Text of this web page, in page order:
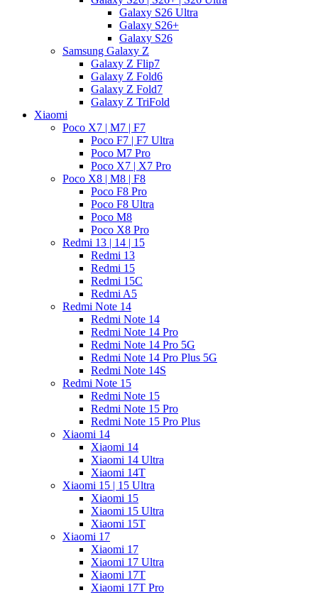
Galaxy S26 Ultra
Galaxy S26+
Galaxy S26
Samsung Galaxy Z
Galaxy Z Flip7
Galaxy Z Fold6
Galaxy Z Fold7
Galaxy Z TriFold
Xiaomi
Poco X7 | M7 | F7
Poco F7 | F7 Ultra
Poco M7 Pro
Poco X7 | X7 Pro
Poco X8 | M8 | F8
Poco F8 Pro
Poco F8 Ultra
Poco M8
Poco X8 Pro
Redmi 13 | 14 | 15
Redmi 13
Redmi 15
Redmi 15C
Redmi A5
Redmi Note 14
Redmi Note 14
Redmi Note 14 Pro
Redmi Note 14 Pro 5G
Redmi Note 14 Pro Plus 5G
Redmi Note 14S
Redmi Note 15
Redmi Note 15
Redmi Note 15 Pro
Redmi Note 15 Pro Plus
Xiaomi 14
Xiaomi 14
Xiaomi 14 Ultra
Xiaomi 14T
Xiaomi 15 | 15 Ultra
Xiaomi 15
Xiaomi 15 Ultra
Xiaomi 15T
Xiaomi 17
Xiaomi 17
Xiaomi 17 Ultra
Xiaomi 17T
Xiaomi 17T Pro